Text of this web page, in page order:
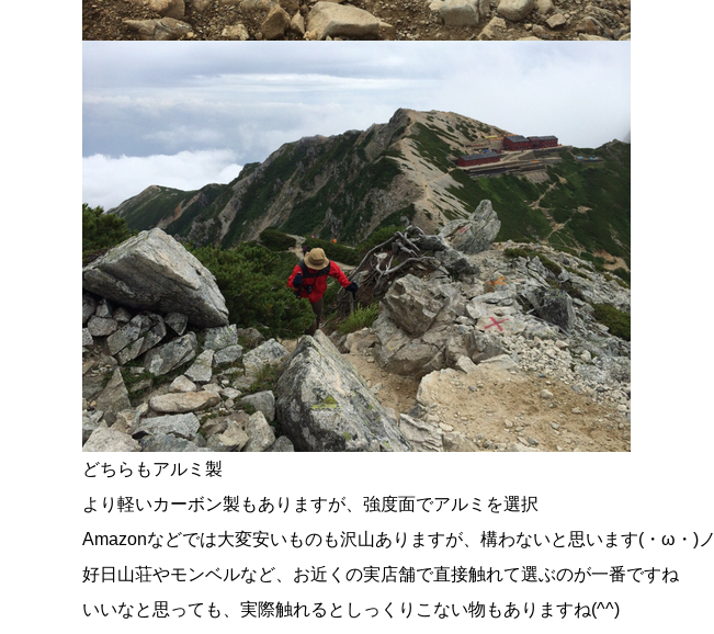
どちらもアルミ製
より軽いカーボン製もありますが、強度面でアルミを選択
Amazonなどでは大変安いものも沢山ありますが、構わないと思います(・ω・)ノ
好日山荘やモンベルなど、お近くの実店舗で直接触れて選ぶのが一番ですね
いいなと思っても、実際触れるとしっくりこない物もありますね(^^)